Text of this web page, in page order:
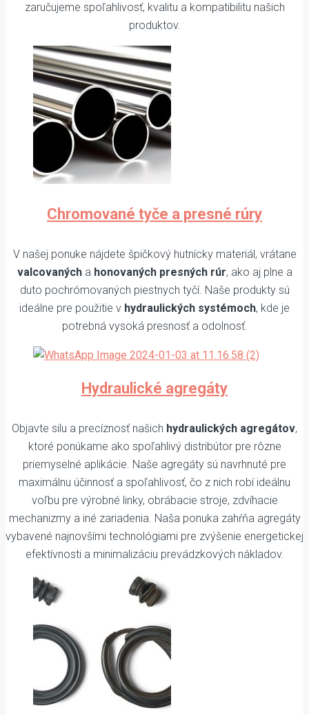
zaručujeme spoľahlivosť, kvalitu a kompatibilitu našich
produktov.
Chromované tyče a presné rúry
V našej ponuke nájdete špičkový hutnícky materiál, vrátane
valcovanýcha honovaných presných rúr, ako aj plne a
duto pochrómovaných piestnych tyčí. Naše produkty sú
ideálne pre použitie v hydraulických systémoch, kde je
potrebná vysoká presnosť a odolnosť.
Hydraulické agregáty
Objavte silu a precíznosť našich hydraulických agregátov,
ktoré ponúkame ako spoľahlivý distribútor pre rôzne
priemyselné aplikácie. Naše agregáty sú navrhnuté pre
maximálnu účinnosť a spoľahlivosť, čo z nich robí ideálnu
voľbu pre výrobné linky, obrábacie stroje, zdvíhacie
mechanizmy a iné zariadenia. Naša ponuka zahŕňa agregáty
vybavené najnovšími technológiami pre zvýšenie energetickej
efektívnosti a minimalizáciu prevádzkových nákladov.